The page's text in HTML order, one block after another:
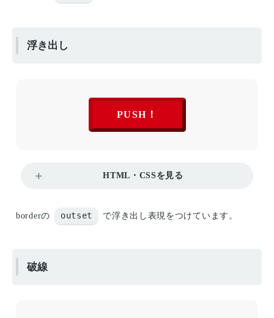
浮き出し
PUSH！
HTML・CSSを見る
borderの outset で浮き出し表現をつけています。
破線